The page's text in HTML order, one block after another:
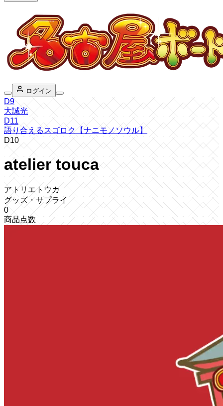
ログイン
D9
大誠光
D11
語り合えるスゴロク【ナニモノソウル】
D10
atelier touca
アトリエトウカ
グッズ・サプライ
0
商品点数